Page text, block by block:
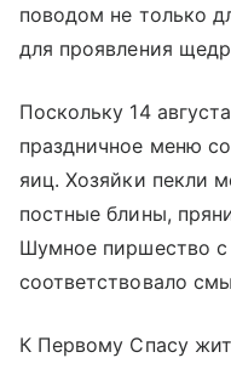
поводом не только
для проявления
Поскольку 14
праздничное меню
яиц. Хозяйки пекли
постные блины,
Шумное пиршество с
соответствовало
К Первому Спасу